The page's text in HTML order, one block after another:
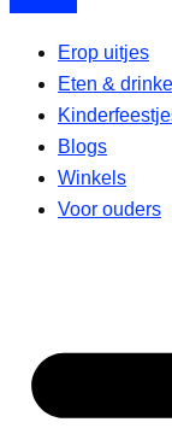
Erop uitjes
Eten &
Blogs
Winkels
Voor ouders